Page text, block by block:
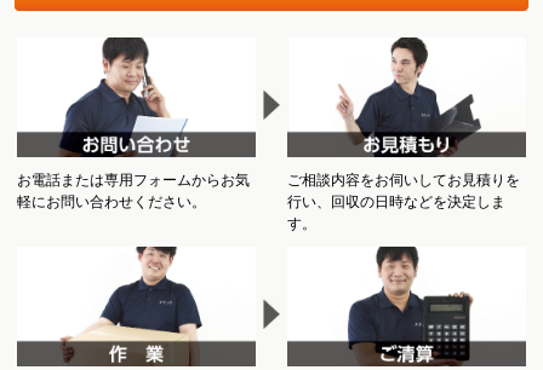
お電話または専用フォームからお気
軽にお問い合わせください。
ご相談内容をお伺いしてお見積りを
行い、回収の日時などを決定しま
す。